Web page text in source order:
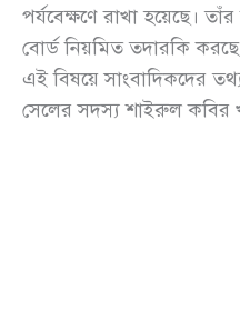
পর্যবেক্ষণে রাখা হয়েছে।
বোর্ড নিয়মিত তদারকি
এই বিষয়ে সাংবাদিকদের
সেলের সদস্য শাইরুল কবির